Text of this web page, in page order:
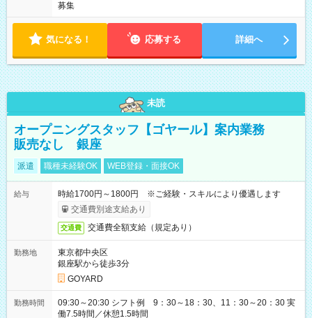
募集
気になる！ 応募する 詳細へ
未読
オープニングスタッフ【ゴヤール】案内業務
販売なし 銀座
派遣 職種未経験OK WEB登録・面接OK
給与
時給1700円～1800円 ※ご経験・スキルにより優遇します
交通費別途支給あり
交通費 交通費全額支給（規定あり）
勤務地
東京都中央区
銀座駅から徒歩3分
GOYARD
勤務時間
09:30～20:30 シフト例 9：30～18：30、11：30～20：30 実
働7.5時間／休憩1.5時間